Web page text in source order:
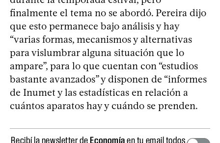
finalmente el tema no se abordó. Pereira dijo
que esto permanece bajo análisis y hay
“varias formas, mecanismos y alternativas
para vislumbrar alguna situación que lo
ampare”, para lo que cuentan con “estudios
bastante avanzados” y disponen de “informes
de Inumet y las estadísticas en relación a
cuántos aparatos hay y cuándo se prenden.
Recibí la newsletter deEconomíaen tu email todos